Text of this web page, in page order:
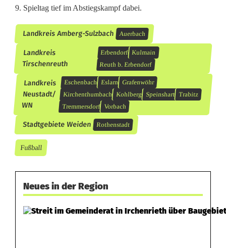
9. Spieltag tief im Abstiegskampf dabei.
Landkreis Amberg-Sulzbach Auerbach
Landkreis
Tirschenreuth
Erbendorf Kulmain
Reuth b. Erbendorf
Landkreis
Neustadt/
WN
Eschenbach Eslarn Grafenwöhr
Kirchenthumbach Kohlberg Speinshart Trabitz
Tremmersdorf Vorbach
Stadtgebiete Weiden Rothenstadt
Fußball
Neues in der Region